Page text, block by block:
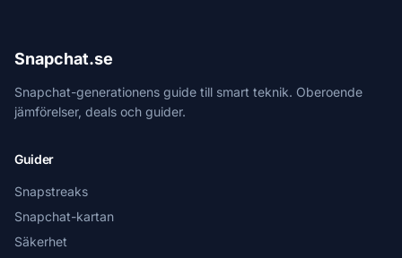
Snapchat.se
Snapchat-generationens guide till smart teknik. Oberoende
jämförelser, deals och guider.
Guider
Snapstreaks
Snapchat-kartan
Säkerhet